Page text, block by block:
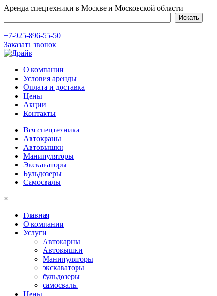
Аренда спецтехники в Москве и Московской области
+7-925-896-55-50
Заказать звонок
О компании
Условия аренды
Оплата и доставка
Цены
Акции
Контакты
Вся спецтехника
Автокраны
Автовышки
Манипуляторы
Экскаваторы
Бульдозеры
Самосвалы
×
Главная
О компании
Услуги
Автокарны
Автовышки
Манипуляторы
экскаваторы
бульдозеры
самосвалы
Цены